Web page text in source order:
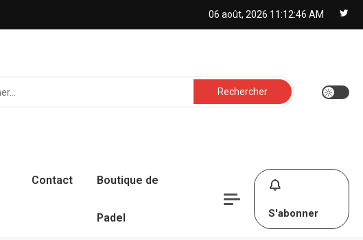
06 août, 2026 11:12:47 AM
Rechercher :
Contact Boutique de
Padel S'abonner